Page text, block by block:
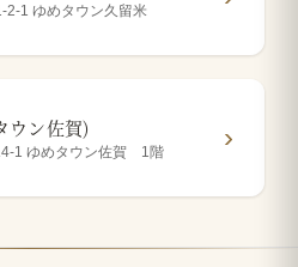
2-1 ゆめタウン久留米
ウン佐賀)
1 ゆめタウン佐賀 1階